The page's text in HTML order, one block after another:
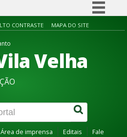
Simplifique!
Participe
Acesso à informação
Canais
CONTRASTE MAPA DO SITE
Velha
Área de imprensa Editais
Fale